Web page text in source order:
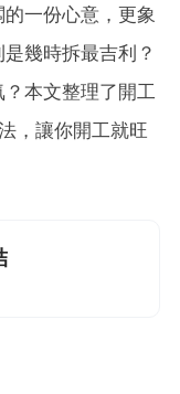
一份心意，更象
幾時拆最吉利？
本文整理了開工
，讓你開工就旺